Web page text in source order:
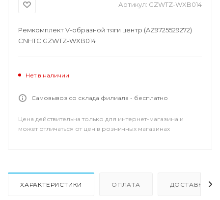
Артикул: GZWTZ-WXB014
Ремкомплект V-образной тяги центр (AZ9725529272)
CNHTC GZWTZ-WXB014
Нет в наличии
Самовывоз со склада филиала - бесплатно
Цена действительна только для интернет-магазина и
может отличаться от цен в розничных магазинах
ХАРАКТЕРИСТИКИ ОПЛАТА ДОСТАВКА